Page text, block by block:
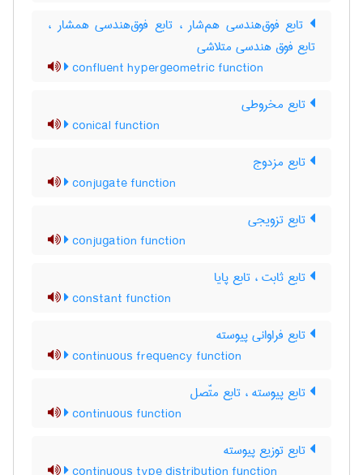
تابع فوق‌هندسی هم‌شار ، تابع فوق‌هندسی همشار ،
تابع فوق هندسی متلاشی
confluent hypergeometric function
تابع مخروطی
conical function
تابع مزدوج
conjugate function
تابع تزویجی
conjugation function
تابع ثابت ، تابع پایا
constant function
تابع فراوانی پیوسته
continuous frequency function
تابع پیوسته ، تابع متّصل
continuous function
تابع توزیع پیوسته